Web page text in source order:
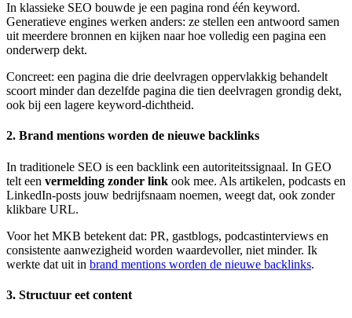
In klassieke SEO bouwde je een pagina rond één keyword.
Generatieve engines werken anders: ze stellen een antwoord samen
uit meerdere bronnen en kijken naar hoe volledig een pagina een
onderwerp dekt.
Concreet: een pagina die drie deelvragen oppervlakkig behandelt
scoort minder dan dezelfde pagina die tien deelvragen grondig dekt,
ook bij een lagere keyword-dichtheid.
2. Brand mentions worden de nieuwe backlinks
In traditionele SEO is een backlink een autoriteitssignaal. In GEO
telt een vermelding zonder link ook mee. Als artikelen, podcasts en
LinkedIn-posts jouw bedrijfsnaam noemen, weegt dat, ook zonder
klikbare URL.
Voor het MKB betekent dat: PR, gastblogs, podcastinterviews en
consistente aanwezigheid worden waardevoller, niet minder. Ik
werkte dat uit in brand mentions worden de nieuwe backlinks.
3. Structuur eet content